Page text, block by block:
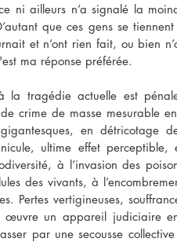
ni ailleurs n’a signalé la
que ces gens se
et n’ont rien fait, ou bien
ma réponse préférée.
la tragédie actuelle est
crime de masse mesurable
en détricotage
ultime effet
à l’invasion des
des vivants, à
Pertes vertigineuses,
œuvre un appareil judiciaire
par une secousse